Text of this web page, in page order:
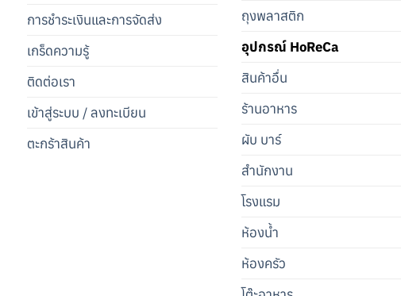
การชำระเงินและการจัดส่ง
เกร็ดความรู้
ติดต่อเรา
เข้าสู่ระบบ / ลงทะเบียน
ตะกร้าสินค้า
ถุงพลาสติก
อุปกรณ์ HoReCa
สินค้าอื่น
ร้านอาหาร
ผับ บาร์
สำนักงาน
โรงแรม
ห้องน้ำ
ห้องครัว